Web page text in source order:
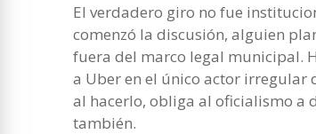
El verdadero giro no fue
comenzó la discusión, alguien
fuera del marco legal municipal.
a Uber en el único actor irregular
al hacerlo, obliga al oficialismo a
también.